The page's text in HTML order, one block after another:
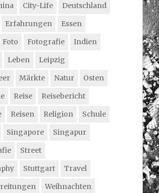
City-Life
Deutschland
Erfahrungen
Essen
Foto Fotografie
Indien
Leben
Leipzig
Märkte Natur
Osten
Reise
Reisebericht
Reisen Religion
Schule
Singapore
Singapur
Street
Stuttgart
Travel
Weihnachten